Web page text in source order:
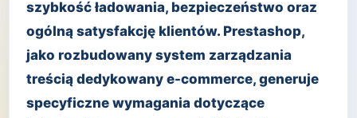
szybkość ładowania, bezpieczeństwo oraz
ogólną satysfakcję klientów. Prestashop,
jako rozbudowany system zarządzania
treścią dedykowany e-commerce, generuje
specyficzne wymagania dotyczące